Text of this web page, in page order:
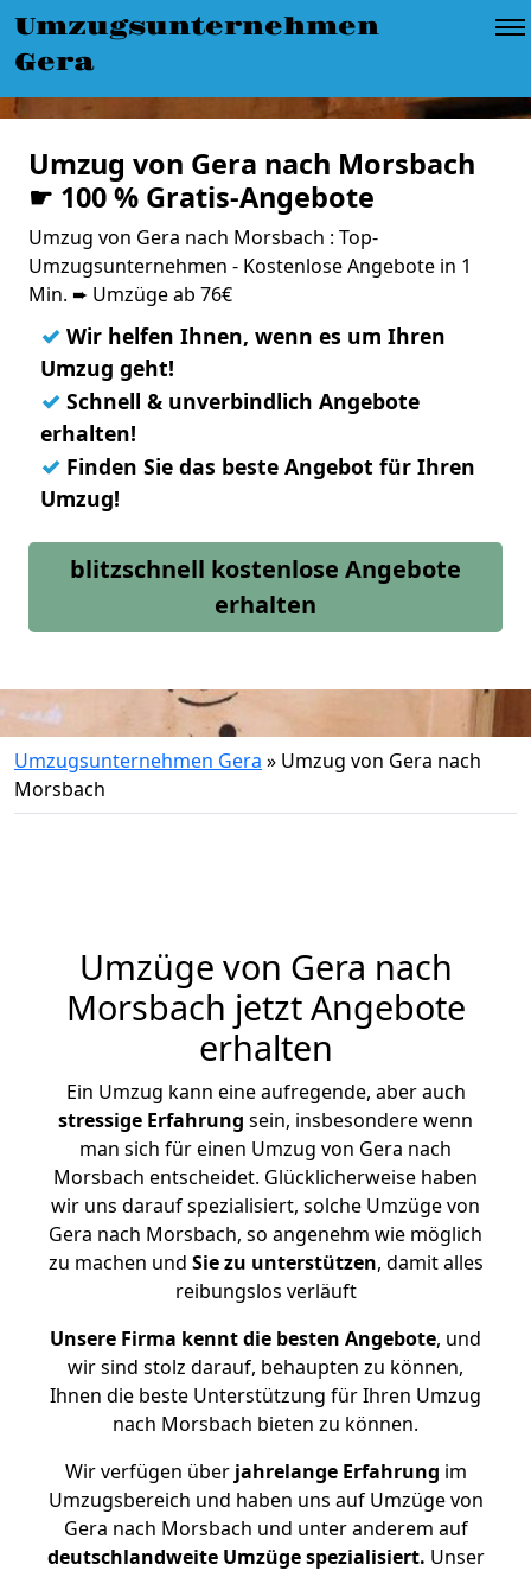
Umzugsunternehmen
Gera
Umzug von Gera nach Morsbach
☛ 100 % Gratis-Angebote
Umzug von Gera nach Morsbach : Top-
Umzugsunternehmen - Kostenlose Angebote in 1
Min. ➨ Umzüge ab 76€
✓ Wir helfen Ihnen, wenn es um Ihren
Umzug geht!
✓ Schnell & unverbindlich Angebote
erhalten!
✓ Finden Sie das beste Angebot für Ihren
Umzug!
blitzschnell kostenlose Angebote
erhalten
Umzugsunternehmen Gera » Umzug von Gera nach
Morsbach
Umzüge von Gera nach
Morsbach jetzt Angebote
erhalten
Ein Umzug kann eine aufregende, aber auch
stressige Erfahrung sein, insbesondere wenn
man sich für einen Umzug von Gera nach
Morsbach entscheidet. Glücklicherweise haben
wir uns darauf spezialisiert, solche Umzüge von
Gera nach Morsbach, so angenehm wie möglich
zu machen und Sie zu unterstützen, damit alles
reibungslos verläuft
Unsere Firma kennt die besten Angebote, und
wir sind stolz darauf, behaupten zu können,
Ihnen die beste Unterstützung für Ihren Umzug
nach Morsbach bieten zu können.
Wir verfügen überjahrelange Erfahrung im
Umzugsbereich und haben uns auf Umzüge von
Gera nach Morsbach und unter anderem auf
deutschlandweite Umzüge spezialisiert. Unser